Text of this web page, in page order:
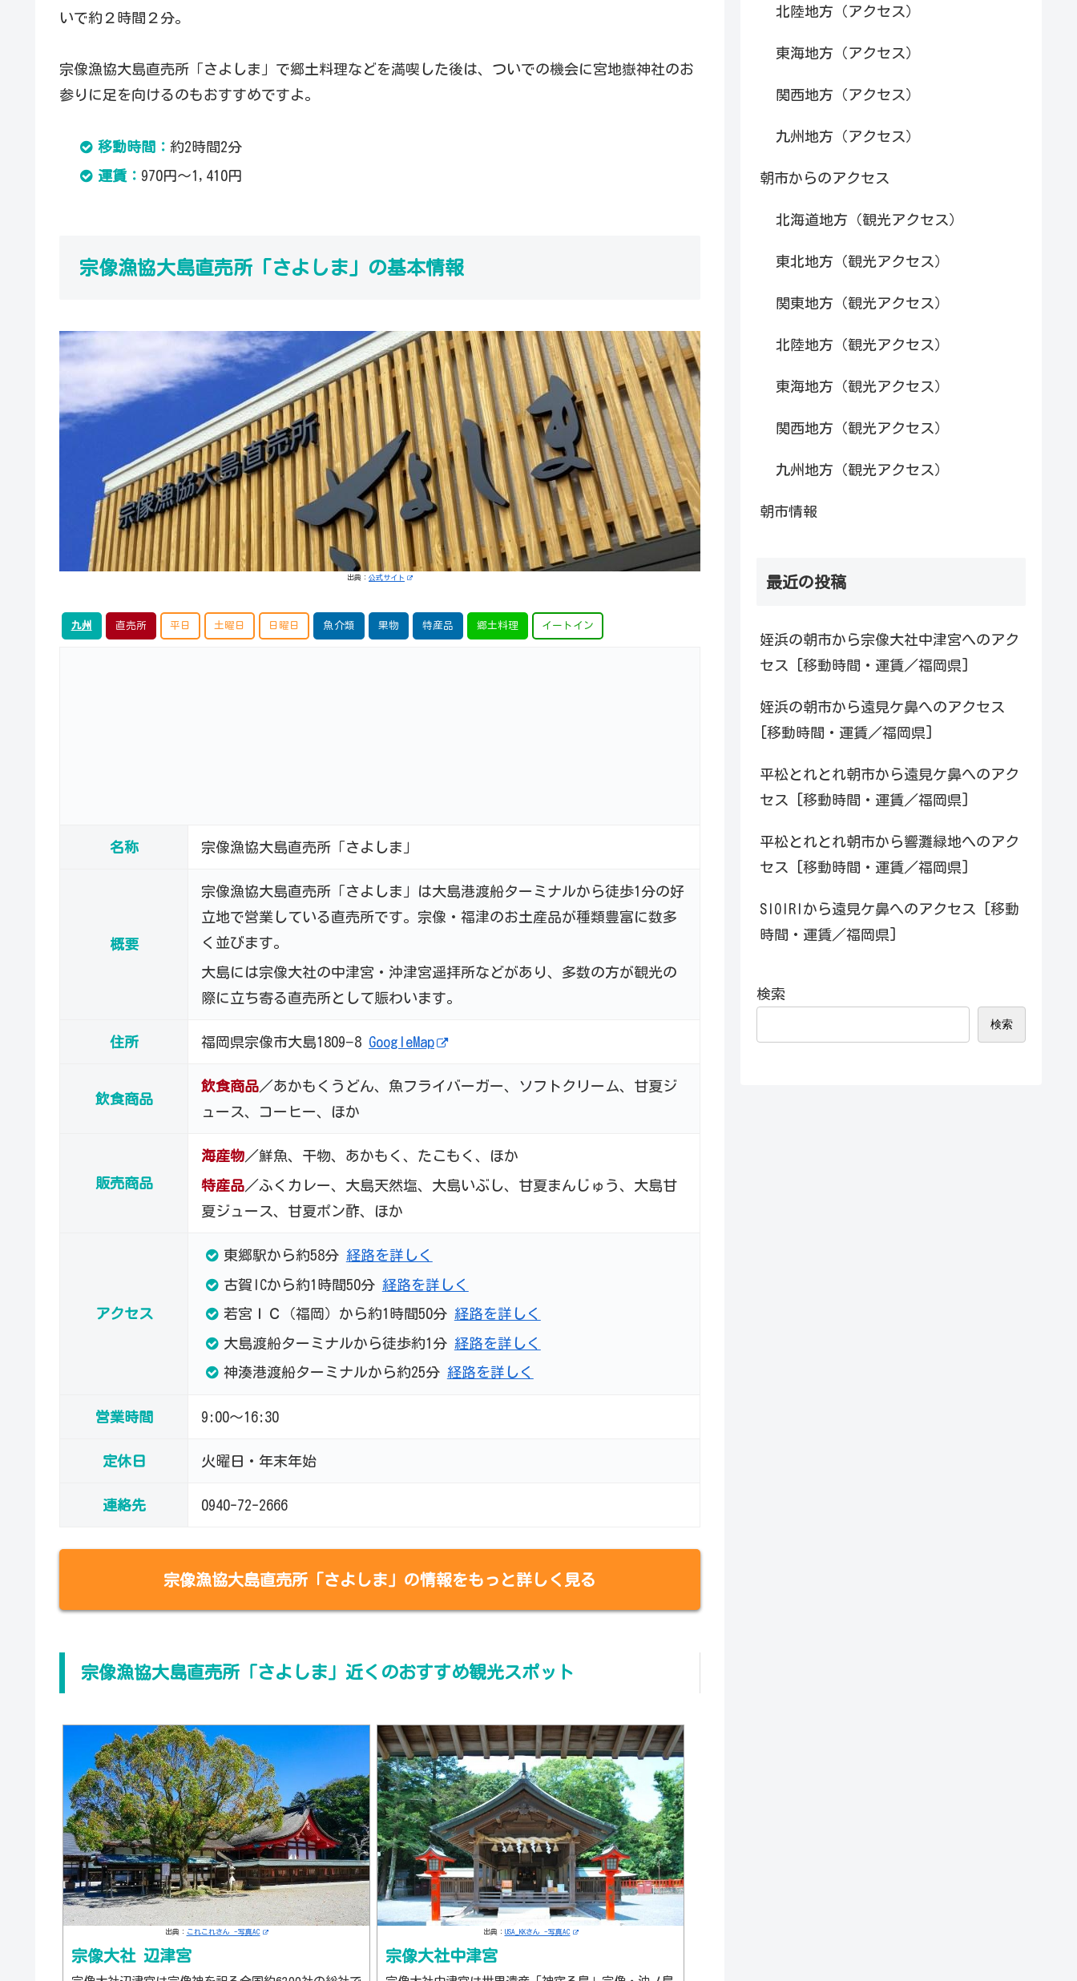
いで約２時間２分。
宗像漁協大島直売所「さよしま」で郷土料理などを満喫した後は、ついでの機会に宮地嶽神社のお
参りに足を向けるのもおすすめですよ。
移動時間： 約2時間2分
運賃： 970円～1,410円
宗像漁協大島直売所「さよしま」の基本情報
出典： 公式サイト
九州 直売所 平日 土曜日 日曜日 魚介類 果物 特産品 郷土料理 イートイン
名称 宗像漁協大島直売所「さよしま」
概要
宗像漁協大島直売所「さよしま」は大島港渡船ターミナルから徒歩1分の好
立地で営業している直売所です。宗像・福津のお土産品が種類豊富に数多
く並びます。
大島には宗像大社の中津宮・沖津宮遥拝所などがあり、多数の方が観光の
際に立ち寄る直売所として賑わいます。
住所 福岡県宗像市大島1809−8 GoogleMap
飲食商品
飲食商品／あかもくうどん、魚フライバーガー、ソフトクリーム、甘夏ジ
ュース、コーヒー、ほか
販売商品
海産物／鮮魚、干物、あかもく、たこもく、ほか
特産品／ふくカレー、大島天然塩、大島いぶし、甘夏まんじゅう、大島甘
夏ジュース、甘夏ポン酢、ほか
アクセス
東郷駅から約58分 経路を詳しく
古賀ICから約1時間50分 経路を詳しく
若宮ＩＣ（福岡）から約1時間50分 経路を詳しく
大島渡船ターミナルから徒歩約1分 経路を詳しく
神湊港渡船ターミナルから約25分 経路を詳しく
営業時間 9:00～16:30
定休日 火曜日・年末年始
連絡先 0940-72-2666
宗像漁協大島直売所「さよしま」の情報をもっと詳しく見る
宗像漁協大島直売所「さよしま」近くのおすすめ観光スポット
出典： これこれさん -写真AC
宗像大社 辺津宮
出典： USA_KKさん -写真AC
宗像大社中津宮
北陸地方（アクセス）
東海地方（アクセス）
関西地方（アクセス）
九州地方（アクセス）
朝市からのアクセス
北海道地方（観光アクセス）
東北地方（観光アクセス）
関東地方（観光アクセス）
北陸地方（観光アクセス）
東海地方（観光アクセス）
関西地方（観光アクセス）
九州地方（観光アクセス）
朝市情報
最近の投稿
姪浜の朝市から宗像大社中津宮へのアク
セス [移動時間・運賃／福岡県]
姪浜の朝市から遠見ケ鼻へのアクセス
[移動時間・運賃／福岡県]
平松とれとれ朝市から遠見ケ鼻へのアク
セス [移動時間・運賃／福岡県]
平松とれとれ朝市から響灘緑地へのアク
セス [移動時間・運賃／福岡県]
SIOIRIから遠見ケ鼻へのアクセス [移動
時間・運賃／福岡県]
検索
検索